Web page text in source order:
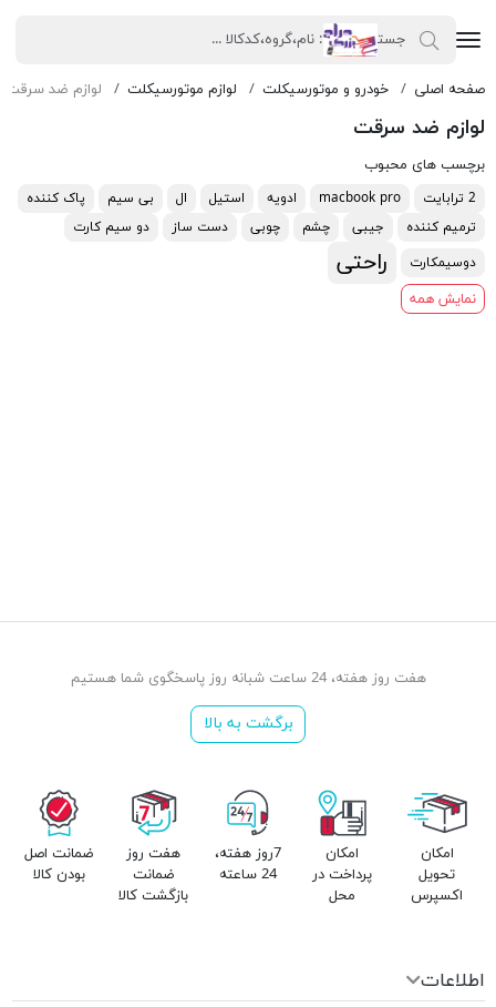
صفحه اصلی خودرو و موتورسیکلت لوازم موتورسیکلت لوازم ضد سرقت
لوازم ضد سرقت
برچسب های محبوب
2 ترابایت macbook pro ادویه استیل ال بی سیم
پاک کننده
ترمیم کننده
جیبی چشم چوبی دست ساز
دو سیم کارت
دوسیمکارت
راحتی
نمایش همه
هفت روز هفته، 24 ساعت شبانه روز پاسخگوی شما هستیم
برگشت به بالا
امکان
تحویل
اکسپرس
امکان
پرداخت در
محل
7روز هفته،
24 ساعته
هفت روز
ضمانت
بازگشت کالا
ضمانت اصل
بودن کالا
اطلاعات